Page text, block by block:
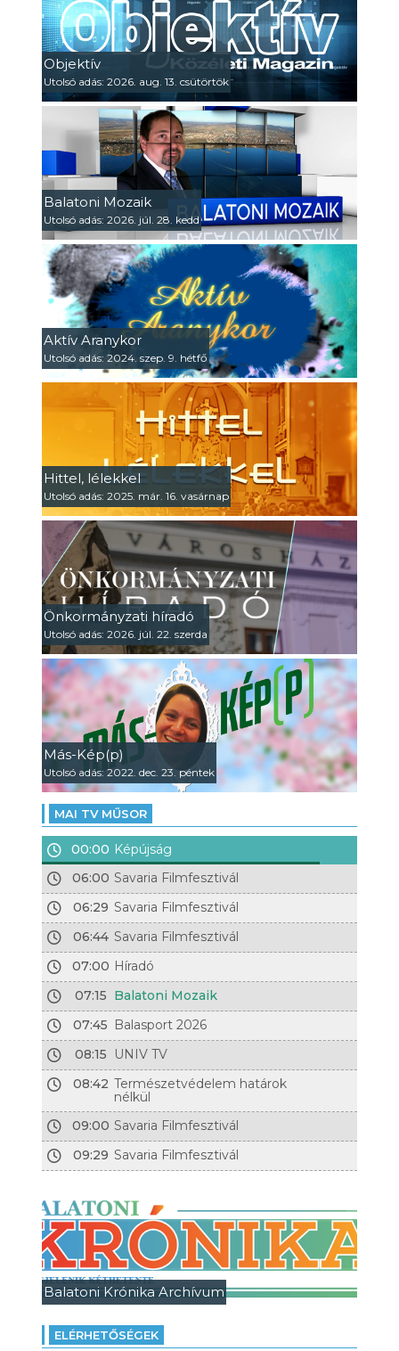
Objektív
Utolsó adás: 2026. aug. 13. csütörtök
Balatoni Mozaik
Utolsó adás: 2026. júl. 28. kedd
Aktív Aranykor
Utolsó adás: 2024. szep. 9. hétfő
Hittel, lélekkel
Utolsó adás: 2025. már. 16. vasárnap
Önkormányzati híradó
Utolsó adás: 2026. júl. 22. szerda
Más-Kép(p)
Utolsó adás: 2022. dec. 23. péntek
MAI TV MŰSOR
00:00 Képújság
06:00 Savaria Filmfesztivál
06:29 Savaria Filmfesztivál
06:44 Savaria Filmfesztivál
07:00 Híradó
07:15 Balatoni Mozaik
07:45 Balasport 2026
08:15
UNIV TV
08:42 Természetvédelem határok
nélkül
09:00 Savaria Filmfesztivál
09:29 Savaria Filmfesztivál
Balatoni Krónika Archívum
ELÉRHETŐSÉGEK